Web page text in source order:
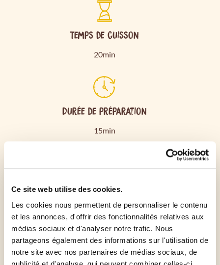
Ce site web utilise des cookies.
Les cookies nous permettent de personnaliser le contenu
et les annonces, d'offrir des fonctionnalités relatives aux
médias sociaux et d'analyser notre trafic. Nous
partageons également des informations sur l'utilisation de
notre site avec nos partenaires de médias sociaux, de
Temps de cuisson
20min
Durée de préparation
15min
Emincer finement les champignons
Dans un bol, mélanger sauce tomate, dés de jambon,
champignons de paris, thym, parmesan et
mozzarella dechirée